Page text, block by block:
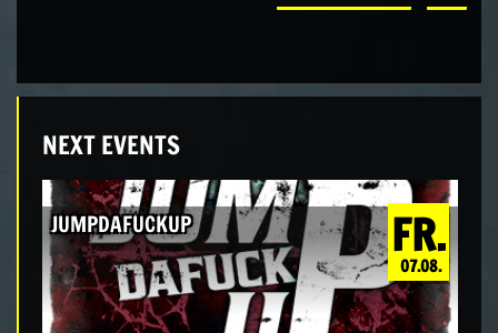
NEXT EVENTS
FR.
07.08.
JUMPDAFUCKUP